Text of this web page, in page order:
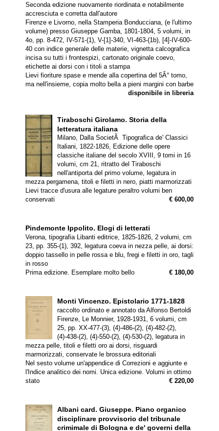
Seconda edizione nuovamente riordinata e notabilmente
accresciuta e corretta dall'autore
Firenze e Livorno, nella Stamperia Bonducciana, (e l'ultimo
volume) presso Giuseppe Gamba, 1801-1804, 5 volumi, in
4o, pp. 8-472, IV-571-(1), V-[1]-340, VI-463-(1b), [4]-IV-600-
40 con indice generale delle materie, vignetta calcografica
incisa su tutti i frontespizi, cartonato originale coevo,
etichette ai dorsi con i titoli a stampa
Lievi fioriture spase e mende alla copertina del 5Â° tomo,
ma nell'insieme, copia molto bella a pieni margini con barbe
disponibile in libreria
Tiraboschi Girolamo. Storia della
letteratura italiana
Milano, Dalla SocietÃ Tipografica de' Classici
Italiani, 1822-1826, Edizione delle opere
classiche italiane del secolo XVIII, 9 tomi in 16
volumi, cm 21, ritratto del Tiraboschi
nell'antiporta del primo volume, legatura in
mezza pergamena, titoli e filetti in nero, piatti marmorizzati
Lievi tracce d'usura alle legature peraltro volumi ben
conservati
€ 600,00
Pindemonte Ippolito. Elogi di letterati
Verona, tipografia Libanti editrice, 1825-1826, 2 volumi, cm
23, pp. 355-(1), 392, legatura coeva in nezza pelle, ai dorsi:
doppio tassello in pelle rossa e blu, fregi e filetti in oro, tagli
in rosso
Prima edizione. Esemplare molto bello
€ 180,00
Monti Vincenzo. Epistolario 1771-1828
raccolto ordinato e annotato da Alfonso Bertoldi
Firenze, Le Monnier, 1928-1931, 6 volumi, cm
25, pp. XX-477-(3), (4)-486-(2), (4)-482-(2),
(4)-438-(2), (4)-550-(2), (4)-530-(2), legatura in
mezza pelle, titoli e filetti oro ai dorsi, risguardi
marmorizzati, conservate le brossura editoriali
Nel sesto volume un'appendice di Correzioni e aggiunte e
l'Indice analitico dei nomi. Unica edizione. Volumi in ottimo
stato
€ 220,00
Albani card. Giuseppe. Piano organico
disciplinare provvisorio del tribunale
crimimale di Bologna e de' governi della